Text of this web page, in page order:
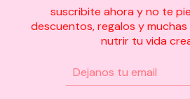
suscribite ahora y no te
descuentos, regalos y
nutrir tu vida